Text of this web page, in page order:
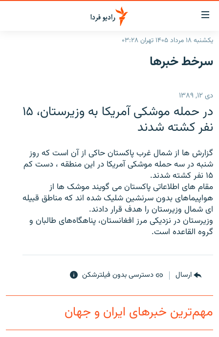
لینک‌های
قابلیت
دسترسی
بازگشت
اصلی
رفتن
صفحه
ایران
انتخاب کنید و بشنوید
فرکانس‌ها
پادکست
گزارش‌های تصویری
گزارش‌های ویدئویی
زنان فردا
English
به ما بپیوندید
زبان‌های دیگر
یکشنبه ۱۸ مرداد ۱۴۰۵ تهران ۰۳:۲۸
سرخط‌ خبرها
دی ۱۲, ۱۳۸۹
در حمله موشکی آمريکا به وزيرستان، ۱۵
نفر کشته شدند
گزارش ها از شمال غرب پاکستان حاکی از آن است که روز
شنبه در سه حمله موشکی آمريکا در اين منطقه ، دست کم
۱۵ نفر کشته شدند.
مقام های اطلاعاتی پاکستان می گويند موشک ها از
هواپيماهای بدون سرنشين شليک شده اند که مناطق قبيله
ای شمال وزيرستان را هدف قرار دادند.
وزيرستان در نزديکی مرز افغانستان، پناهگاه‌های طالبان و
گروه القاعده است.
ارسال دسترسی بدون فیلترشکن
مهم‌ترین خبرهای ایران و جهان